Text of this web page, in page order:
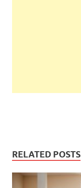
RELATED POSTS